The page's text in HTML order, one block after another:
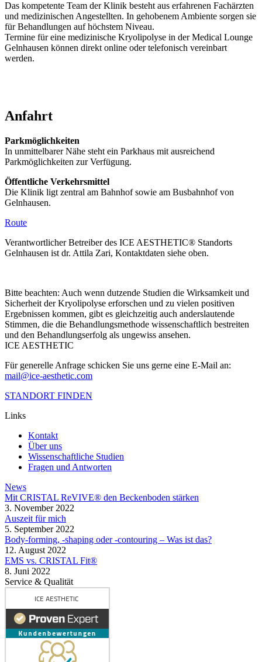
Das kompetente Team der Klinik besteht aus erfahrenen Fachärzten
und medizinischen Angestellten. In gehobenem Ambiente sorgen sie
für Behandlungen auf höchstem Niveau.
Termine für eine medizinische Kryolipolyse in der Medical Lounge
Gelnhausen können direkt online oder telefonisch vereinbart
werden.
Anfahrt
Parkmöglichkeiten
In unmittelbarer Nähe steht ein Parkhaus mit ausreichend
Parkmöglichkeiten zur Verfügung.
Öffentliche Verkehrsmittel
Die Klinik ligt zentral am Bahnhof sowie am Busbahnhof von
Gelnhausen.
Route
Verantwortlicher Betreiber des ICE AESTHETIC® Standorts
Gelnhausen ist dr. Attila Zari, Kontaktdaten siehe oben.
Bitte beachten: Auch wenn dutzende Studien die Wirksamkeit und
Sicherheit der Kryolipolyse erforschen und zu vielen positiven
Ergebnissen kommen, gibt es gleichzeitig auch anderslautende
Stimmen, die die Behandlungsmethode wissenschaftlich bestreiten
und den Behandlungserfolg als ungewiss ansehen.
ICE AESTHETIC
Für generelle Anfrage schicken Sie uns gerne eine E-Mail an:
mail@ice-aesthetic.com
STANDORT FINDEN
Links
Kontakt
Über uns
Wissenschaftliche Studien
Fragen und Antworten
News
Mit CRISTAL ReVIVE® den Beckenboden stärken
3. November 2022
Auszeit für mich
5. September 2022
Body-forming, -shaping oder -contouring – Was ist das?
12. August 2022
EMS vs. CRISTAL Fit®
8. Juni 2022
Service & Qualität